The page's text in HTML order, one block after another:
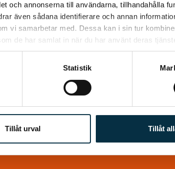
och annonserna till användarna, tillhandahålla
även sådana identifierare och annan
vi samarbetar med. Dessa kan i sin tur
de har samlat in när du har använt deras
Statistik
Tillåt urval Tillåt